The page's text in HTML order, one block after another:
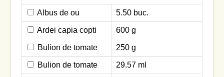
Albus de ou 5.50 buc.
Ardei capia copti 600 g
Bulion de tomate 250 g
Bulion de tomate 29.57 ml